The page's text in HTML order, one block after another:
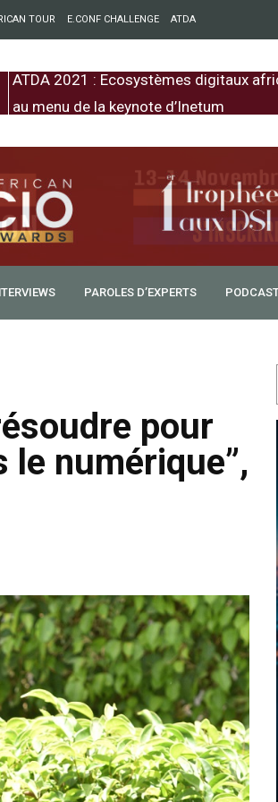
TOUR E.CONF CHALLENGE ATDA
ATDA 2021 : Ecosystèmes digitaux
au menu de la keynote d’Inetum
PAROLES D’EXPERTS
pour
numérique”,